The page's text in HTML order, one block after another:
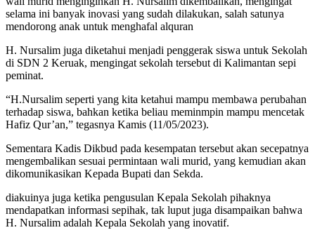
selama ini banyak inovasi yang sudah dilakukan, salah satunya
mendorong anak untuk menghafal alquran
H. Nursalim juga diketahui menjadi penggerak siswa untuk Sekolah
di SDN 2 Keruak, mengingat sekolah tersebut di Kalimantan sepi
peminat.
“H.Nursalim seperti yang kita ketahui mampu membawa perubahan
terhadap siswa, bahkan ketika beliau meminmpin mampu mencetak
Hafiz Qur’an,” tegasnya Kamis (11/05/2023).
Sementara Kadis Dikbud pada kesempatan tersebut akan secepatnya
mengembalikan sesuai permintaan wali murid, yang kemudian akan
dikomunikasikan Kepada Bupati dan Sekda.
diakuinya juga ketika pengusulan Kepala Sekolah pihaknya
mendapatkan informasi sepihak, tak luput juga disampaikan bahwa
H. Nursalim adalah Kepala Sekolah yang inovatif.